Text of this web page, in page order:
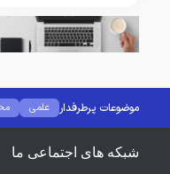
موضوعات پرطرفدار علمی
لینوکس
کانفیگ مودم
فضای مجازی
شبکه های اجتماعی ما